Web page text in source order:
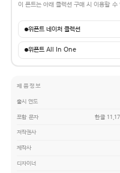
이 폰트는 아래 콜렉션 구매 시 이용할 수
위폰트 네이처 콜렉션
위폰트 All In One
제품정보
출시 연도
포함 문자 한글
저작권사
제작사
디자이너